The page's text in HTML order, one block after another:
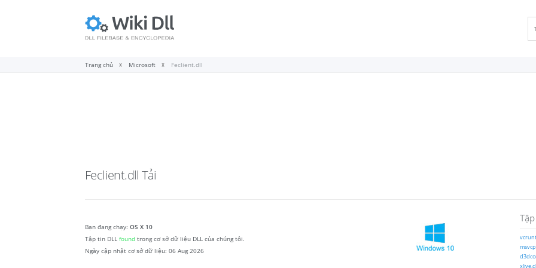
Trang chủ Microsoft Feclient.dll
Feclient.dll Tải
Bạn đang chạy: OS X 10
Tập tin DLL found trong cơ sở dữ liệu DLL của chúng tôi.
Ngày cập nhật cơ sở dữ liệu: 06 Aug 2026